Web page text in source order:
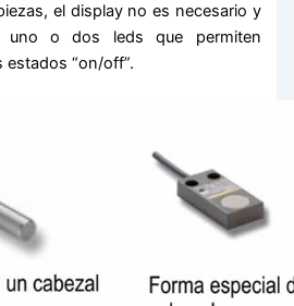
el display no es necesario y
uno o dos leds que permiten
estados “on/off”.